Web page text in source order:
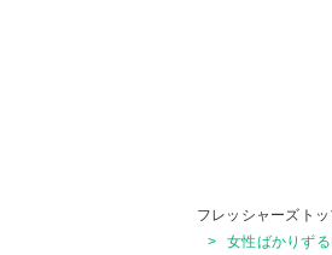
フレッシャーズト
>
女性ばかりず